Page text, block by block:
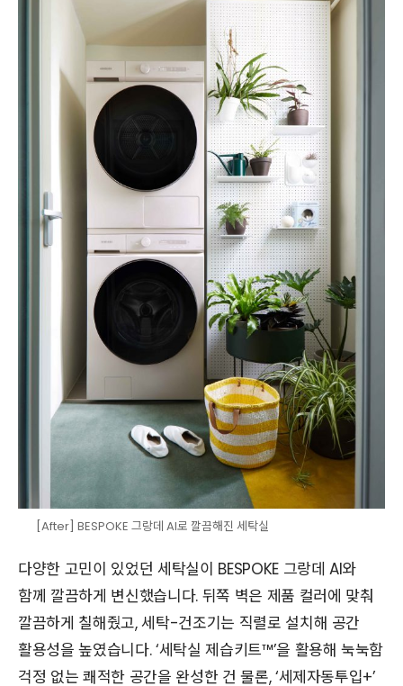
[After] BESPOKE 그랑데 AI로 깔끔해진 세탁실
다양한 고민이 있었던 세탁실이 BESPOKE 그랑데 AI와
함께 깔끔하게 변신했습니다. 뒤쪽 벽은 제품 컬러에 맞춰
깔끔하게 칠해줬고, 세탁-건조기는 직렬로 설치해 공간
활용성을 높였습니다. ‘세탁실 제습키트™’을 활용해 눅눅함
걱정 없는 쾌적한 공간을 완성한 건 물론, ‘세제자동투입+’